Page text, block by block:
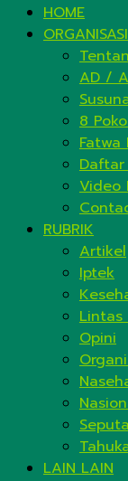
HOME
ORGANISASI
AD /
8
Fatwa
Daftar
Video
RUBRIK
Artikel
Iptek
Lintas
Opini
LAIN LAIN